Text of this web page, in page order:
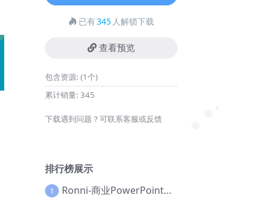
已有345 人解锁下载
查看预览
包含资源: (1个)
累计销量: 345
下载遇到问题？可联系客服或反馈
排行榜展示
1 Ronni-商业PowerPoint模板【Dc-0077】